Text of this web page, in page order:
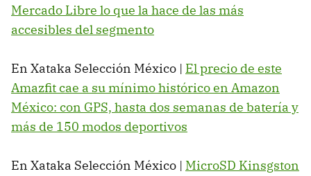
Mercado Libre lo que la hace de las más
accesibles del segmento
En Xataka Selección México | El precio de este
Amazfit cae a su mínimo histórico en Amazon
México: con GPS, hasta dos semanas de batería y
más de 150 modos deportivos
En Xataka Selección México | MicroSD Kinsgston